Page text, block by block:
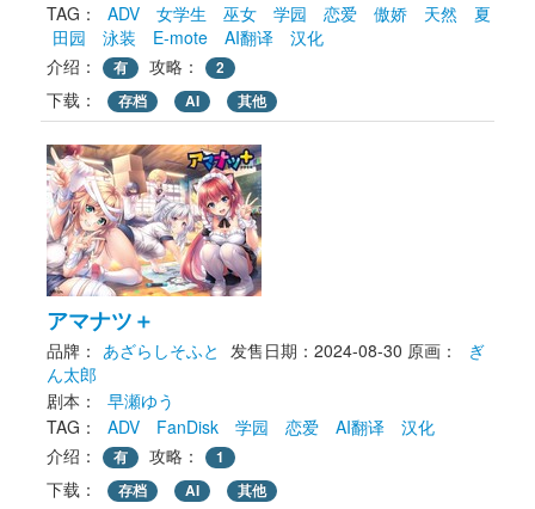
TAG： ADV 女学生 巫女 学园 恋爱 傲娇 天然
夏
田园
泳装 E-mote AI翻译
汉化
介绍：
有 攻略： 2
下载： 存档 AI 其他
アマナツ＋
品牌： あざらしそふと 发售日期：2024-08-30 原画：
ぎ
ん太郎
剧本：
早瀬ゆう
TAG：
ADV FanDisk 学园 恋爱 AI翻译
汉化
介绍：
有 攻略： 1
下载： 存档 AI 其他